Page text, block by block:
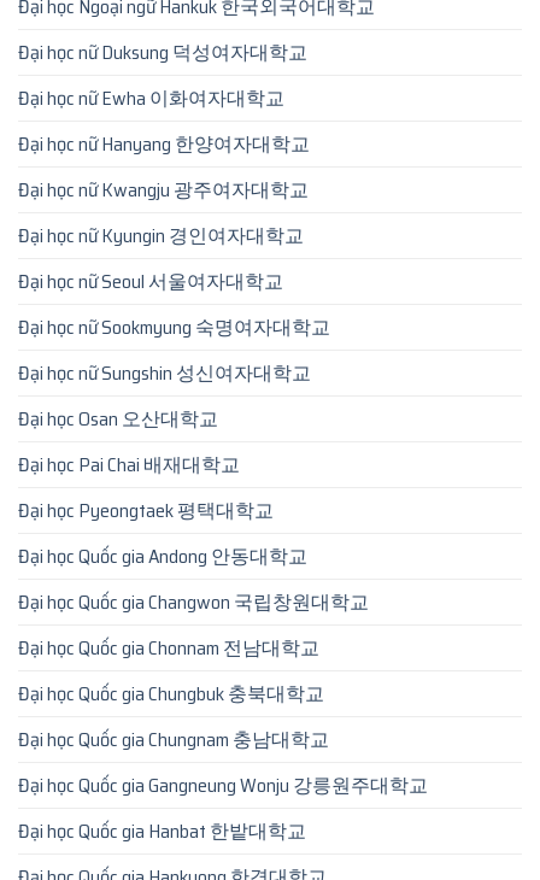
Đại học Ngoại ngữ Hankuk 한국외국어대학교
Đại học nữ Duksung 덕성여자대학교
Đại học nữ Ewha 이화여자대학교
Đại học nữ Hanyang 한양여자대학교
Đại học nữ Kwangju 광주여자대학교
Đại học nữ Kyungin 경인여자대학교
Đại học nữ Seoul 서울여자대학교
Đại học nữ Sookmyung 숙명여자대학교
Đại học nữ Sungshin 성신여자대학교
Đại học Osan 오산대학교
Đại học Pai Chai 배재대학교
Đại học Pyeongtaek 평택대학교
Đại học Quốc gia Andong 안동대학교
Đại học Quốc gia Changwon 국립창원대학교
Đại học Quốc gia Chonnam 전남대학교
Đại học Quốc gia Chungbuk 충북대학교
Đại học Quốc gia Chungnam 충남대학교
Đại học Quốc gia Gangneung Wonju 강릉원주대학교
Đại học Quốc gia Hanbat 한밭대학교